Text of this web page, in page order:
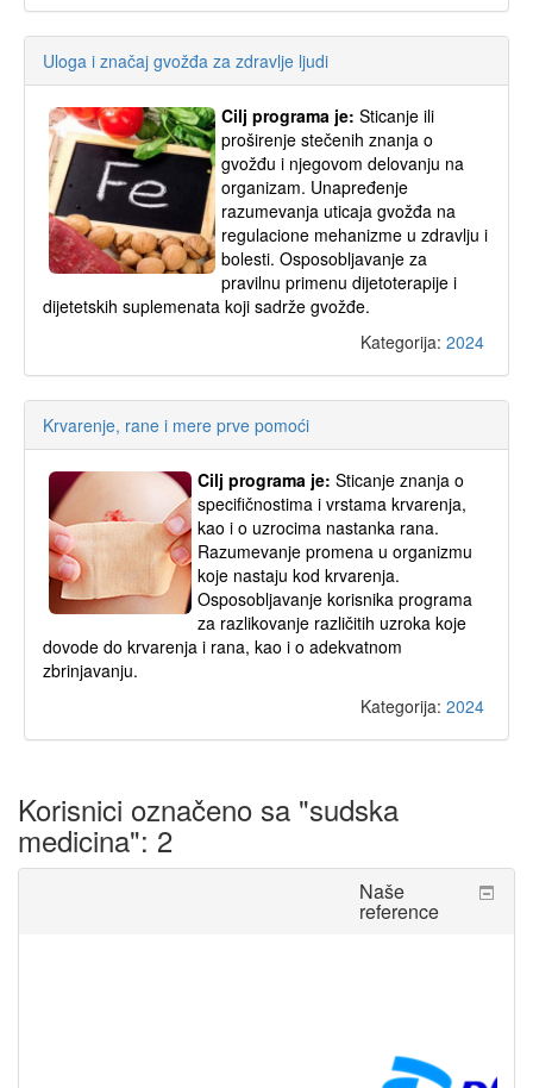
Uloga i značaj gvožđa za zdravlje ljudi
Cilj programa je: Sticanje ili
proširenje stečenih znanja o
gvožđu i njegovom delovanju na
organizam. Unapređenje
razumevanja uticaja gvožđa na
regulacione mehanizme u zdravlju i
bolesti. Osposobljavanje za
pravilnu primenu dijetoterapije i
dijetetskih suplemenata koji sadrže gvožđe.
Kategorija: 2024
Krvarenje, rane i mere prve pomoći
Cilj programa je: Sticanje znanja o
specifičnostima i vrstama krvarenja,
kao i o uzrocima nastanka rana.
Razumevanje promena u organizmu
koje nastaju kod krvarenja.
Osposobljavanje korisnika programa
za razlikovanje različitih uzroka koje
dovode do krvarenja i rana, kao i o adekvatnom
zbrinjavanju.
Kategorija: 2024
Korisnici označeno sa "sudska
medicina": 2
Preskoči
Naše
reference
Naše
reference